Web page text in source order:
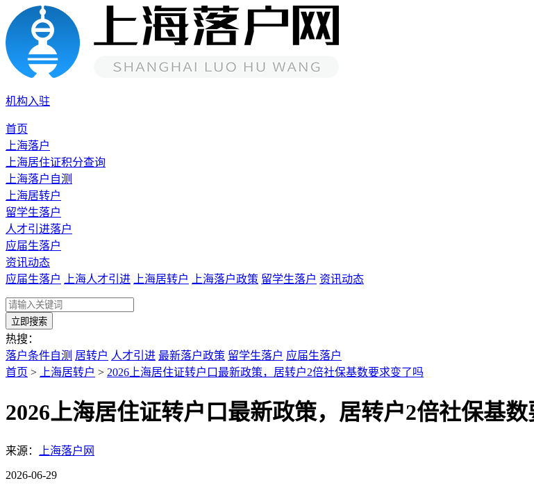
机构入驻
首页
上海落户
上海居住证积分查询
上海落户自测
上海居转户
留学生落户
人才引进落户
应届生落户
资讯动态
应届生落户
上海人才引进 上海居转户 上海落户政策 留学生落户 资讯动态
立即搜索
热搜：
落户条件自测 居转户 人才引进 最新落户政策 留学生落户 应届生落户
首页 > 上海居转户 > 2026上海居住证转户口最新政策，居转户2倍社保基数要求变了吗
2026上海居住证转户口最新政策，居转户2倍社保基
来源： 上海落户网
2026-06-29